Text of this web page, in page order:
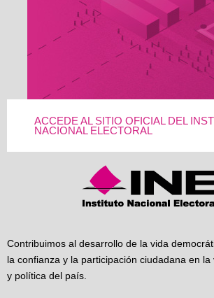
ACCEDE AL SITIO OFICIAL DEL
NACIONAL ELECTORAL
Contribuimos al desarrollo de la vida
la confianza y la participación ciudadana en la
y política del país.